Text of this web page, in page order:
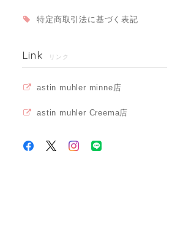
特定商取引法に基づく表記
Link リンク
astin muhler minne店
astin muhler Creema店